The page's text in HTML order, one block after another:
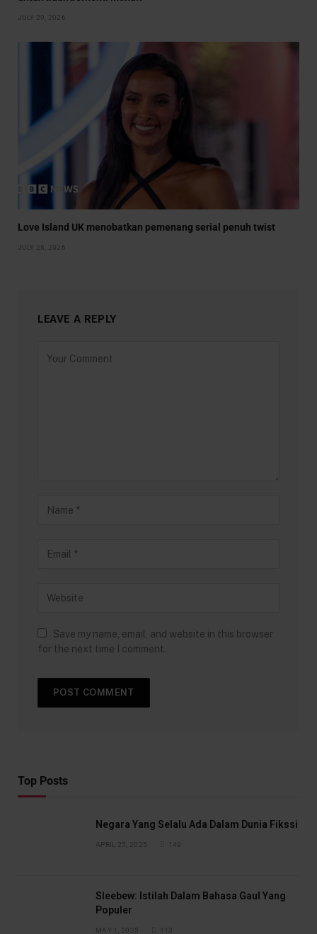
JULY 29, 2026
Love Island UK menobatkan pemenang serial penuh twist
JULY 28, 2026
LEAVE A REPLY
Save my name, email, and website in this browser
for the next time I comment.
Top Posts
Negara Yang Selalu Ada Dalam Dunia Fikssi
APRIL 25, 2025 149
Sleebew: Istilah Dalam Bahasa Gaul Yang
Populer
MAY 1, 2025 113